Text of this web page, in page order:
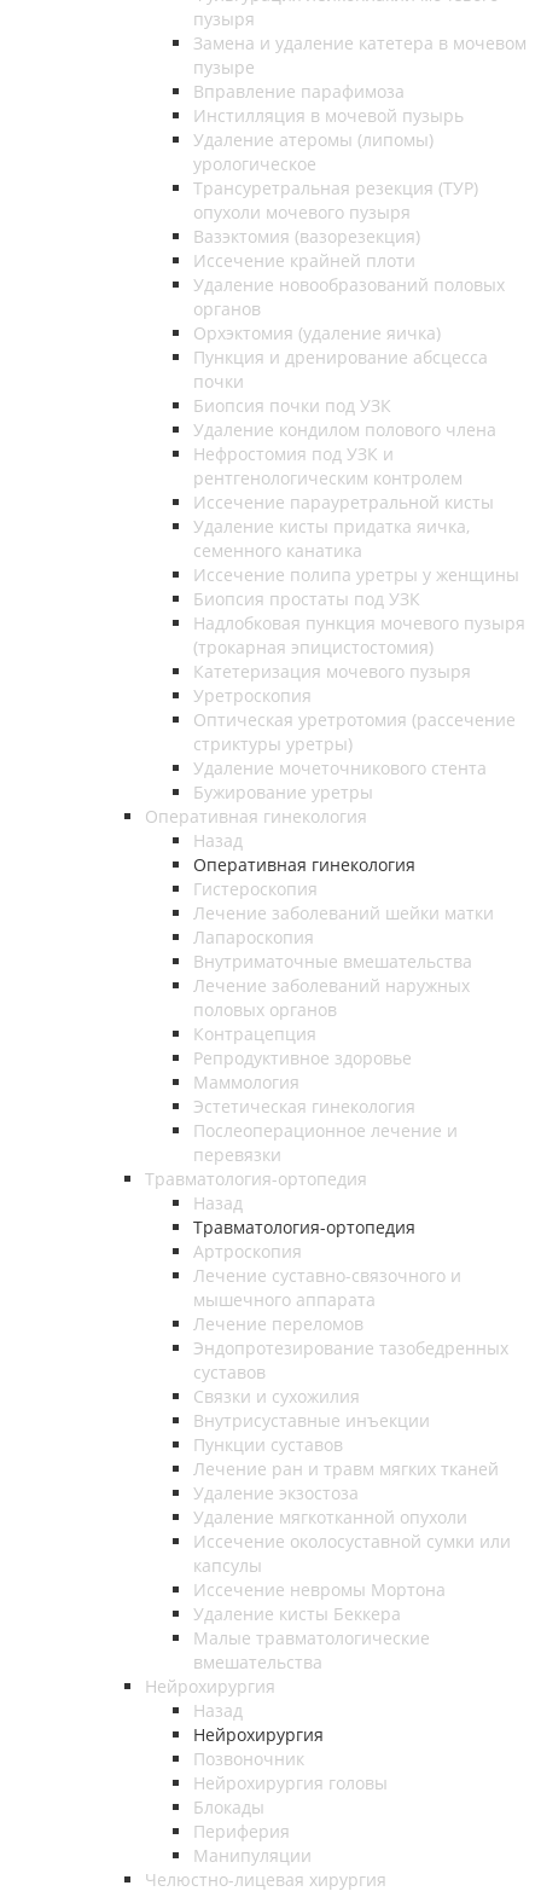
пузыря
Замена и удаление катетера в мочевом
пузыре
Вправление парафимоза
Инстилляция в мочевой пузырь
Удаление атеромы (липомы)
урологическое
Трансуретральная резекция (ТУР)
опухоли мочевого пузыря
Вазэктомия (вазорезекция)
Иссечение крайней плоти
Удаление новообразований половых
органов
Орхэктомия (удаление яичка)
Пункция и дренирование абсцесса
почки
Биопсия почки под УЗК
Удаление кондилом полового члена
Нефростомия под УЗК и
рентгенологическим контролем
Иссечение парауретральной кисты
Удаление кисты придатка яичка,
семенного канатика
Иссечение полипа уретры у женщины
Биопсия простаты под УЗК
Надлобковая пункция мочевого пузыря
(трокарная эпицистостомия)
Катетеризация мочевого пузыря
Уретроскопия
Оптическая уретротомия (рассечение
стриктуры уретры)
Удаление мочеточникового стента
Бужирование уретры
Оперативная гинекология
Назад
Оперативная гинекология
Гистероскопия
Лечение заболеваний шейки матки
Лапароскопия
Внутриматочные вмешательства
Лечение заболеваний наружных
половых органов
Контрацепция
Репродуктивное здоровье
Маммология
Эстетическая гинекология
Послеоперационное лечение и
перевязки
Травматология-ортопедия
Назад
Травматология-ортопедия
Артроскопия
Лечение суставно-связочного и
мышечного аппарата
Лечение переломов
Эндопротезирование тазобедренных
суставов
Связки и сухожилия
Внутрисуставные инъекции
Пункции суставов
Лечение ран и травм мягких тканей
Удаление экзостоза
Удаление мягкотканной опухоли
Иссечение околосуставной сумки или
капсулы
Иссечение невромы Мортона
Удаление кисты Беккера
Малые травматологические
вмешательства
Нейрохирургия
Назад
Нейрохирургия
Позвоночник
Нейрохирургия головы
Блокады
Периферия
Манипуляции
Челюстно-лицевая хирургия